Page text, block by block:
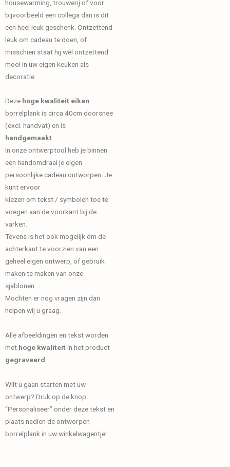
housewarming, trouwerij of voor
bijvoorbeeld een collega dan is dit
een heel leuk geschenk. Ontzettend
leuk om cadeau te doen, of
misschien staat hij wel ontzettend
mooi in uw eigen keuken als
decoratie.
Deze hoge kwaliteit eiken
borrelplank is circa 40cm doorsnee
(excl. handvat) en is
handgemaakt.
In onze ontwerptool heb je binnen
een handomdraai je eigen
persoonlijke cadeau ontworpen. Je
kunt ervoor
kiezen om tekst / symbolen toe te
voegen aan de voorkant bij de
varken.
Tevens is het ook mogelijk om de
achterkant te voorzien van een
geheel eigen ontwerp, of gebruik
maken te maken van onze
sjablonen.
Mochten er nog vragen zijn dan
helpen wij u graag.
Alle afbeeldingen en tekst worden
met hoge kwaliteitin het product
gegraveerd.
Wilt u gaan starten met uw
ontwerp? Druk op de knop
“Personaliseer” onder deze tekst en
plaats nadien de ontworpen
borrelplank in uw winkelwagentje!